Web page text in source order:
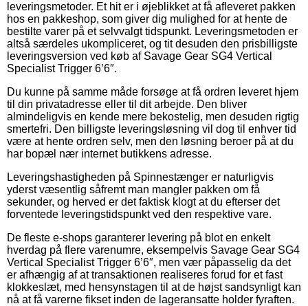
leveringsmetoder. Et hit er i øjeblikket at få afleveret pakken
hos en pakkeshop, som giver dig mulighed for at hente de
bestilte varer på et selvvalgt tidspunkt. Leveringsmetoden er
altså særdeles ukompliceret, og tit desuden den prisbilligste
leveringsversion ved køb af Savage Gear SG4 Vertical
Specialist Trigger 6’6″.
Du kunne på samme måde forsøge at få ordren leveret hjem
til din privatadresse eller til dit arbejde. Den bliver
almindeligvis en kende mere bekostelig, men desuden rigtig
smertefri. Den billigste leveringsløsning vil dog til enhver tid
være at hente ordren selv, men den løsning beroer på at du
har bopæl nær internet butikkens adresse.
Leveringshastigheden på Spinnestænger er naturligvis
yderst væsentlig såfremt man mangler pakken om få
sekunder, og herved er det faktisk klogt at du efterser det
forventede leveringstidspunkt ved den respektive vare.
De fleste e-shops garanterer levering på blot en enkelt
hverdag på flere varenumre, eksempelvis Savage Gear SG4
Vertical Specialist Trigger 6’6″, men vær påpasselig da det
er afhængig af at transaktionen realiseres forud for et fast
klokkeslæt, med hensynstagen til at de højst sandsynligt kan
nå at få varerne fikset inden de lageransatte holder fyraften.